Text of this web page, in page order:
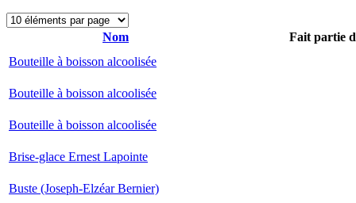
Nom
Fait partie
Bouteille à boisson alcoolisée
Bouteille à boisson alcoolisée
Bouteille à boisson alcoolisée
Brise-glace Ernest Lapointe
Buste (Joseph-Elzéar Bernier)